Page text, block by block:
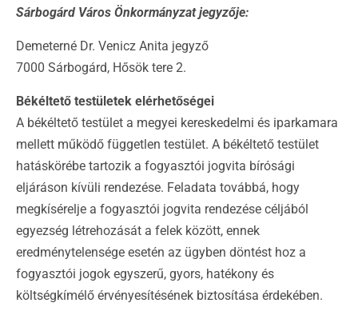
Sárbogárd Város Önkormányzat jegyzője:
Demeterné Dr. Venicz Anita jegyző
7000 Sárbogárd, Hősök tere 2.
Békéltető testületek elérhetőségei
A békéltető testület a megyei kereskedelmi és iparkamara
mellett működő független testület. A békéltető testület
hatáskörébe tartozik a fogyasztói jogvita bírósági
eljáráson kívüli rendezése. Feladata továbbá, hogy
megkísérelje a fogyasztói jogvita rendezése céljából
egyezség létrehozását a felek között, ennek
eredménytelensége esetén az ügyben döntést hoz a
fogyasztói jogok egyszerű, gyors, hatékony és
költségkímélő érvényesítésének biztosítása érdekében.